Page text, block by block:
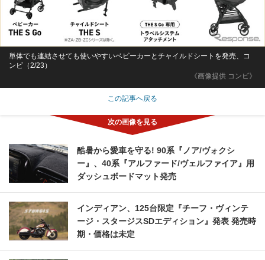
《画像提供 コンビ》
単体でも連結させても使いやすいベビーカーとチャイルドシートを発売、コ
ンビ（2/23）
この記事へ戻る
酷暑から愛車を守る! 90系『ノア/ヴォクシ
ー』、40系『アルファード/ヴェルファイア』用
ダッシュボードマット発売
インディアン、125台限定『チーフ・ヴィンテ
ージ・スタージスSDエディション』発表 発売時
期・価格は未定